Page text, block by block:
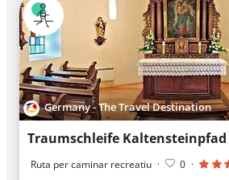
Germany - The Travel Destination
Traumschleife Kaltensteinpfad
Ruta per caminar recreatiu · 0 ·